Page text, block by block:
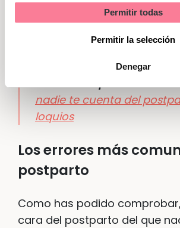
Permitir todas
Permitir la selección
Denegar
¿Es médicamente necesario
respetar la cuarentena?
¿Acaso mis pechos tienen una
nadie te cuenta del
loquios
Los errores más
postparto
Como has podido
cara del postparto del que